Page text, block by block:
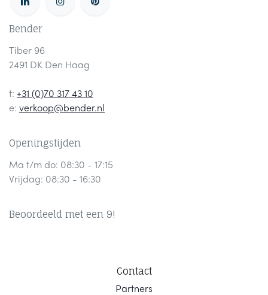
Bender
Tiber 96
2491 DK Den Haag
t: +31 (0)70 317 43 10
e: verkoop@bender.nl
Openingstijden
Ma t/m do: 08:30 - 17:15
Vrijdag: 08:30 - 16:30
Beoordeeld met een 9!
Contact
Partners